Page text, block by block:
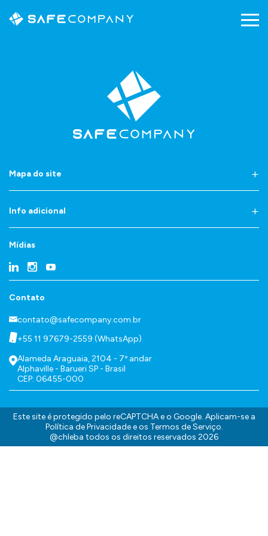
Mapa do site
Info adicional
Mídias
Contato
contato@safecompany.com.br
+55 11 97679-2559 (WhatsApp)
Alameda Araguaia, 2104 - 7º andar
Alphaville - Barueri SP - Brasil
CEP: 06455-000
Este site é protegido pelo reCAPTCHA e o Google. Aplicam-se a
Política de Privacidadee os Termos de Serviço.
@chleba todos os direitos reservados 2026